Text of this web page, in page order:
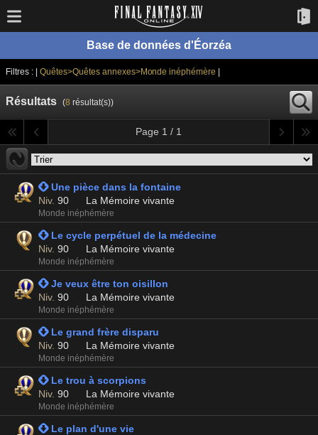
Base de données d'Éorzéa
Filtres : | Quêtes>Quêtes annexes>Monde inéphémère
Résultats (8 résultat(s))
Page 1 / 1
 Une pièce dans la fontaine
Niv. 90 La Mémoire vivante
Monde inéphémère
 Le cycle perpétuel de la médecine
Niv. 90 La Mémoire vivante
Monde inéphémère
 Je veux être ton oisillon
Niv. 90 La Mémoire vivante
Monde inéphémère
 Le grand frère disparu
Niv. 90 La Mémoire vivante
Monde inéphémère
 Le trou à scorpions
Niv. 90 La Mémoire vivante
Monde inéphémère
 Le plan d'une vie